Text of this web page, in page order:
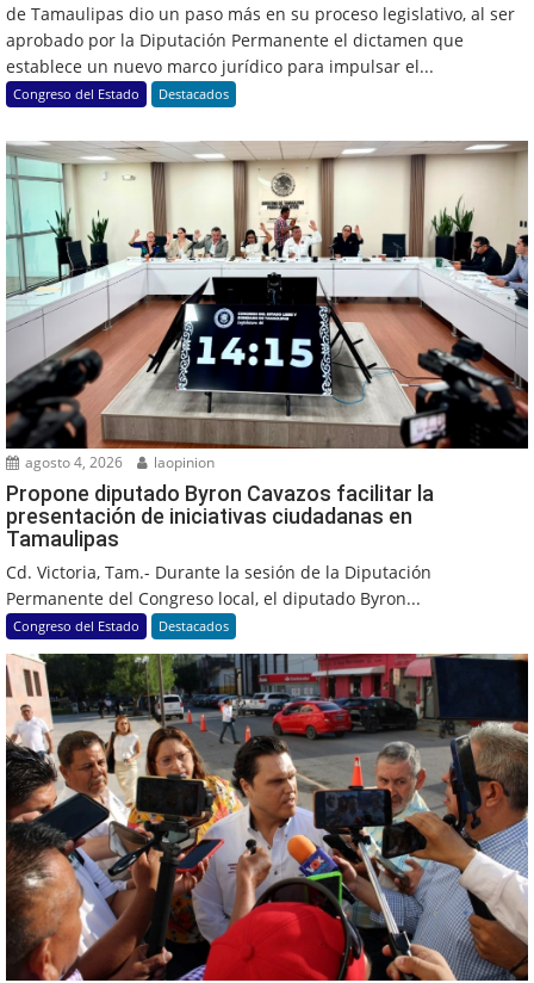
de Tamaulipas dio un paso más en su proceso legislativo, al ser
aprobado por la Diputación Permanente el dictamen que
establece un nuevo marco jurídico para impulsar el...
Congreso del Estado Destacados
agosto 4, 2026 laopinion
Propone diputado Byron Cavazos facilitar la
presentación de iniciativas ciudadanas en
Tamaulipas
Cd. Victoria, Tam.- Durante la sesión de la Diputación
Permanente del Congreso local, el diputado Byron...
Congreso del Estado Destacados